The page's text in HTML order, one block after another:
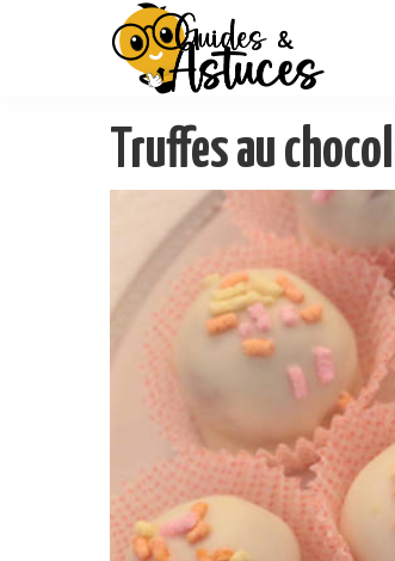
Truffes au